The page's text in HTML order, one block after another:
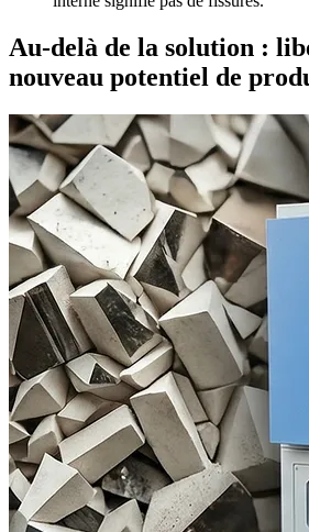
Au-delà de la solution :
nouveau potentiel de